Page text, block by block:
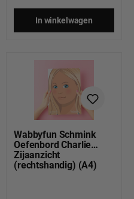
In winkelwagen
Wabbyfun Schmink
Oefenbord Charlie
Zijaanzicht
(rechtshandig) (A4)